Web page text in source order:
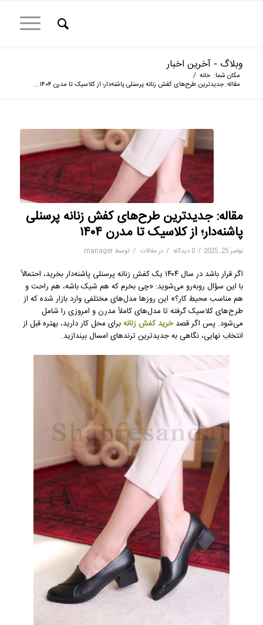
وبلاگ - آخرین اخبار
مکان شما: خانه /
مقاله: جدیدترین طرح‌های کفش زنانه پرسنلی پاشنه‌دار؛ از کلاسیک تا مدرن ۱۴۰۴...
مقاله: جدیدترین طرح‌های کفش زنانه پرسنلی
پاشنه‌دار؛ از کلاسیک تا مدرن ۱۴۰۴
نوامبر 25, 2025 / 0 دیدگاه / درمقالات / توسط manager
اگر قرار باشد در سال ۱۴۰۴ یک کفش زنانه پرسنلی پاشنه‌دار بخرید، احتمالاً
با این سؤال روبه‌رو می‌شوید: «چی بخرم که هم شیک باشه، هم راحت و
هم مناسب محیط کار؟» این روزها مدل‌های مختلفی وارد بازار شده که از
طرح‌های کلاسیک گرفته تا مدل‌های کاملاً مدرن و امروزی را شامل
می‌شود. پس اگر قصدخرید کفش زنانهبرای محل کار دارید، بهتره قبل از
انتخاب نهایی، نگاهی به جدیدترین ترندهای امسال بیندازید.